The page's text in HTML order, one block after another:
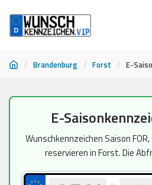
/ Brandenburg / Forst / E-
springen
E-
Wunschkennzeichen Saison FOR,
reservieren in Forst. Die